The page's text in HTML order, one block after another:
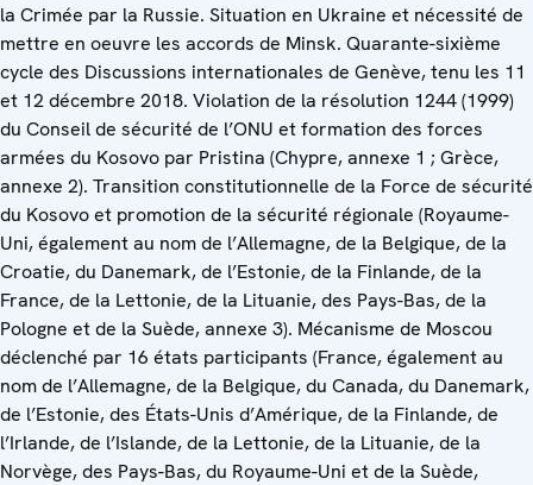
la Crimée par la Russie. Situation en Ukraine et nécessité de
mettre en oeuvre les accords de Minsk. Quarante-sixième
cycle des Discussions internationales de Genève, tenu les 11
et 12 décembre 2018. Violation de la résolution 1244 (1999)
du Conseil de sécurité de l’ONU et formation des forces
armées du Kosovo par Pristina (Chypre, annexe 1 ; Grèce,
annexe 2). Transition constitutionnelle de la Force de sécurité
du Kosovo et promotion de la sécurité régionale (Royaume-
Uni, également au nom de l’Allemagne, de la Belgique, de la
Croatie, du Danemark, de l’Estonie, de la Finlande, de la
France, de la Lettonie, de la Lituanie, des Pays-Bas, de la
Pologne et de la Suède, annexe 3). Mécanisme de Moscou
déclenché par 16 états participants (France, également au
nom de l’Allemagne, de la Belgique, du Canada, du Danemark,
de l’Estonie, des États-Unis d’Amérique, de la Finlande, de
l’Irlande, de l’Islande, de la Lettonie, de la Lituanie, de la
Norvège, des Pays-Bas, du Royaume-Uni et de la Suède,